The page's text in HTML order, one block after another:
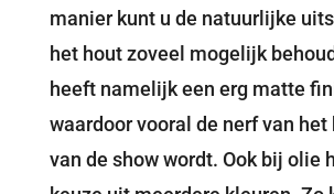
manier kunt u de natuurlijke
het hout zoveel mogelijk
heeft namelijk een erg matte
waardoor vooral de nerf van het
van de show wordt. Ook bij olie